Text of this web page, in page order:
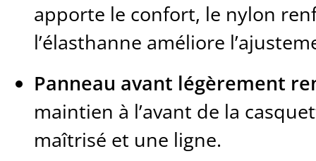
apporte le confort, le nylon
l’élasthanne améliore
Panneau avant légèrement
maintien à l’avant de la
maîtrisé et une ligne.